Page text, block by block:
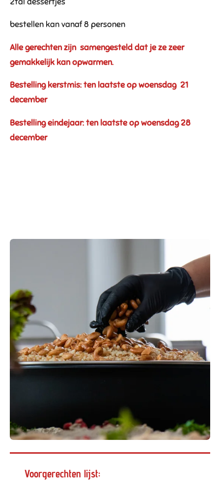
bestellen kan vanaf 8 personen
Alle gerechten zijn samengesteld dat je ze zeer
gemakkelijk kan opwarmen.
Bestelling kerstmis: ten laatste op woensdag 21
december
Bestelling eindejaar: ten laatsteop woensdag 28
december
Voorgerechten lijst: